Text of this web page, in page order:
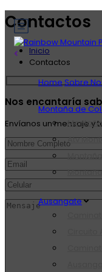
HomeSobre
Montaña de
Atv
Ausangate
Contactos
Inicio
Contactos
Nos encantaría
Envíanos un mensaje y